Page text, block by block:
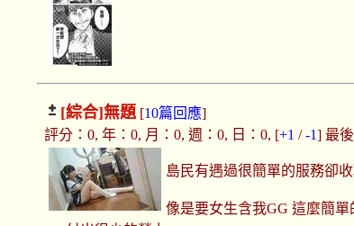
[綜合]無題 [10篇回應]
評分：0, 年：0, 月：0, 週：0, 日：0, [+1 /-1] 最
島民有遇過很簡單的服務卻
像是要女生含我GG 這麼簡